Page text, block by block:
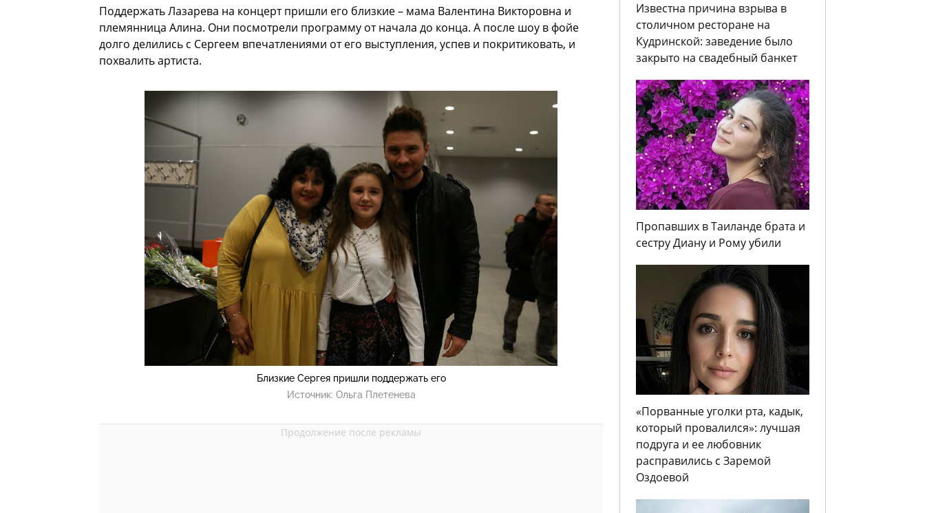
Поддержать Лазарева на концерт пришли его близкие – мама Валентина Викторовна и
племянница Алина. Они посмотрели программу от начала до конца. А после шоу в фойе
долго делились с Сергеем впечатлениями от его выступления, успев и покритиковать, и
похвалить артиста.
Близкие Сергея пришли поддержать его
Источник: Ольга Плетенева
Известна причина взрыва в
столичном ресторане на
Кудринской: заведение было
закрыто на свадебный банкет
Пропавших в Таиланде брата и
сестру Диану и Рому убили
«Порванные уголки рта, кадык,
который провалился»: лучшая
подруга и ее любовник
расправились с Заремой
Оздоевой